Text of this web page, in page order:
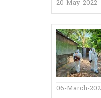
20-May-2022
06-March-